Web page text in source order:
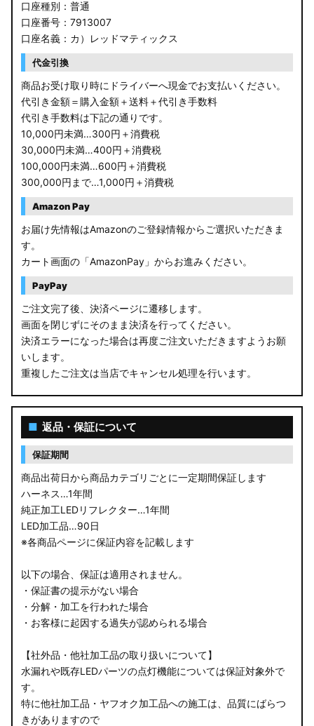
口座種別：普通
口座番号：7913007
口座名義：カ）レッドマティックス
代金引換
商品お受け取り時にドライバーへ現金でお支払いください。
代引き金額＝購入金額＋送料＋代引き手数料
代引き手数料は下記の通りです。
10,000円未満…300円＋消費税
30,000円未満…400円＋消費税
100,000円未満…600円＋消費税
300,000円まで…1,000円＋消費税
Amazon Pay
お届け先情報はAmazonのご登録情報からご選択いただきま
す。
カート画面の「AmazonPay」からお進みください。
PayPay
ご注文完了後、決済ページに遷移します。
画面を閉じずにそのまま決済を行ってください。
決済エラーになった場合は再度ご注文いただきますようお願
いします。
重複したご注文は当店でキャンセル処理を行います。
■ 返品・保証について
保証期間
商品出荷日から商品カテゴリごとに一定期間保証します
ハーネス…1年間
純正加工LEDリフレクター…1年間
LED加工品…90日
※各商品ページに保証内容を記載します
以下の場合、保証は適用されません。
・保証書の提示がない場合
・分解・加工を行われた場合
・お客様に起因する過失が認められる場合
【社外品・他社加工品の取り扱いについて】
水漏れや既存LEDパーツの点灯機能については保証対象外で
す。
特に他社加工品・ヤフオク加工品への施工は、品質にばらつ
きがありますので